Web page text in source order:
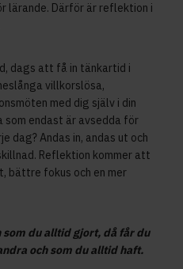
lärande. Därför är reflektion i
dags att få in tänkartid i
villkorslösa,
med dig själv i din
som endast är avsedda för
dag? Andas in, andas ut och
Reflektion kommer att
bättre fokus och en mer
som du alltid gjort, då får du
och som du alltid haft.